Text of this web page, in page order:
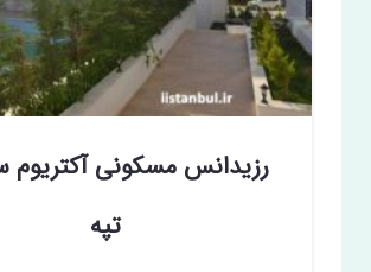
رزیدانس مسکونی آکتریوم
تپه